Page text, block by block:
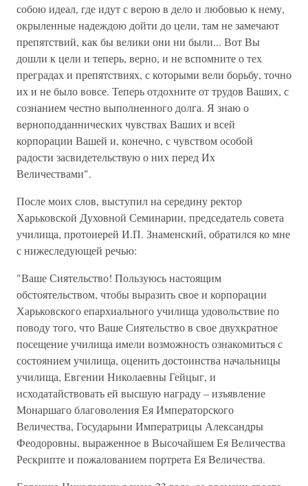
собою идеал, где идут с верою в дело и любовью к нему,
окрыленные надеждою дойти до цели, там не замечают
препятствий, как бы велики они ни были... Вот Вы
дошли к цели и теперь, верно, и не вспомните о тех
преградах и препятствиях, с которыми вели борьбу, точно
их и не было вовсе. Теперь отдохните от трудов Ваших, с
сознанием честно выполненного долга. Я знаю о
верноподданнических чувствах Ваших и всей
корпорации Вашей и, конечно, с чувством особой
радости засвидетельствую о них перед Их
Величествами".
После моих слов, выступил на середину ректор
Харьковской Духовной Семинарии, председатель совета
училища, протоиерей И.П. Знаменский, обратился ко мне
с нижеследующей речью:
"Ваше Сиятельство! Пользуюсь настоящим
обстоятельством, чтобы выразить свое и корпорации
Харьковского епархиального училища удовольствие по
поводу того, что Ваше Сиятельство в свое двухкратное
посещение училища имели возможность ознакомиться с
состоянием училища, оценить достоинства начальницы
училища, Евгении Николаевны Гейцыг, и
исходатайствовать ей высшую награду – изъявление
Монаршаго благоволения Ея Императорского
Величества, Государыни Императрицы Александры
Феодоровны, выраженное в Высочайшем Ея Величества
Рескрипте и пожалованием портрета Ея Величества.